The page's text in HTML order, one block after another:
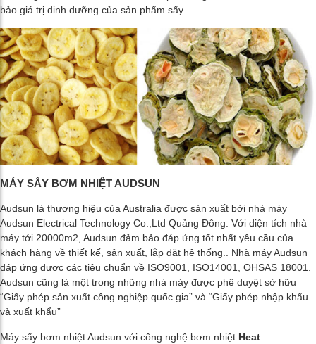
bảo giá trị dinh dưỡng của sản phẩm sấy.
MÁY SẤY BƠM NHIỆT AUDSUN
Audsun là thương hiệu của Australia được sản xuất bởi nhà máy
Audsun Electrical Technology Co.,Ltd Quảng Đông. Với diện tích nhà
máy tới 20000m2, Audsun đảm bảo đáp ứng tốt nhất yêu cầu của
khách hàng về thiết kế, sản xuất, lắp đặt hệ thống.. Nhà máy Audsun
đáp ứng được các tiêu chuẩn về ISO9001, ISO14001, OHSAS 18001.
Audsun cũng là một trong những nhà máy được phê duyệt sở hữu
“Giấy phép sản xuất công nghiệp quốc gia” và “Giấy phép nhập khẩu
và xuất khẩu”
Máy sấy bơm nhiệt Audsun với công nghệ bơm nhiệt Heat